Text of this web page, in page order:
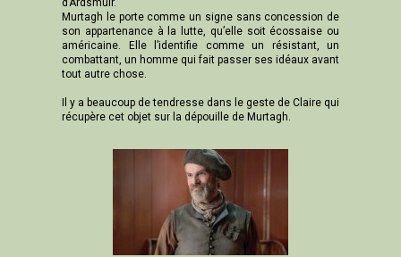
d’Ardsmuir.
Murtagh le porte comme un signe sans concession de
son appartenance à la lutte, qu’elle soit écossaise ou
américaine. Elle l’identifie comme un résistant, un
combattant, un homme qui fait passer ses idéaux avant
tout autre chose.
Il y a beaucoup de tendresse dans le geste de Claire qui
récupère cet objet sur la dépouille de Murtagh.